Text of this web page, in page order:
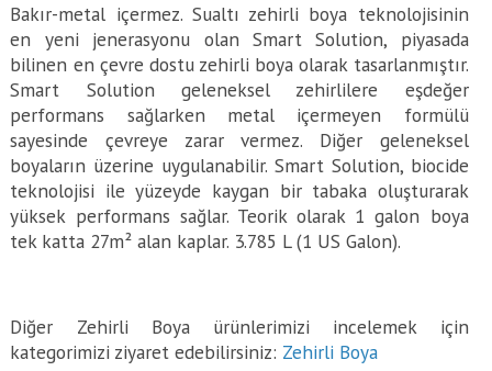
Bakır-metal içermez. Sualtı zehirli boya teknolojisinin
en yeni jenerasyonu olan Smart Solution, piyasada
bilinen en çevre dostu zehirli boya olarak tasarlanmıştır.
Smart Solution geleneksel zehirlilere eşdeğer
performans sağlarken metal içermeyen formülü
sayesinde çevreye zarar vermez. Diğer geleneksel
boyaların üzerine uygulanabilir. Smart Solution, biocide
teknolojisi ile yüzeyde kaygan bir tabaka oluşturarak
yüksek performans sağlar. Teorik olarak 1 galon boya
tek katta 27m² alan kaplar. 3.785 L (1 US Galon).
Diğer Zehirli Boya ürünlerimizi incelemek için
kategorimizi ziyaret edebilirsiniz: Zehirli Boya